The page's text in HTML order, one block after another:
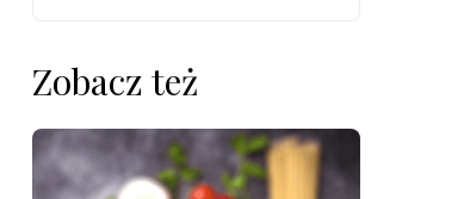
Zobacz też